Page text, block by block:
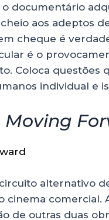
documentário
aos adeptos
cheque é
é o
Coloca questões
individual e
Moving
alternativo
cinema comercial.
de outras duas